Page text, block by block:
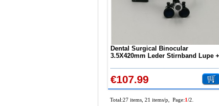
Dental Surgical Binocular
3.5X420mm Leder Stirnband Lupe +
€107.99
Total:27 items, 21 items/p, Page:1/2.